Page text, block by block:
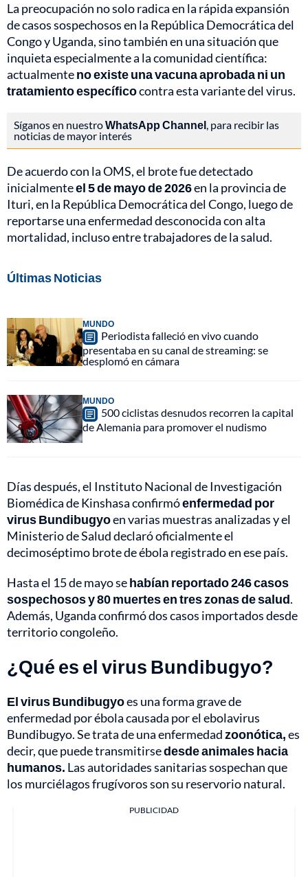
La preocupación no solo radica en la rápida expansión
de casos sospechosos en la República Democrática del
Congo y Uganda, sino también en una situación que
inquieta especialmente a la comunidad científica:
actualmenteno existe una vacuna aprobada ni un
tratamiento específicocontra esta variante del virus.
Síganos en nuestroWhatsApp Channel, para recibir las
noticias de mayor interés
De acuerdo con la OMS, el brote fue detectado
inicialmenteel 5 de mayo de 2026en la provincia de
Ituri, en la República Democrática del Congo, luego de
reportarse una enfermedad desconocida con alta
mortalidad, incluso entre trabajadores de la salud.
Últimas Noticias
MUNDO
Periodista falleció en vivo cuando
presentaba en su canal de streaming: se
desplomó en cámara
MUNDO
500 ciclistas desnudos recorren la capital
de Alemania para promover el nudismo
Días después, el Instituto Nacional de Investigación
Biomédica de Kinshasa confirmóenfermedad por
virus Bundibugyoen varias muestras analizadas y el
Ministerio de Salud declaró oficialmente el
decimoséptimo brote de ébola registrado en ese país.
Hasta el 15 de mayo sehabían reportado 246 casos
sospechosos y 80 muertes en tres zonas de salud.
Además, Uganda confirmó dos casos importados desde
territorio congoleño.
¿Qué es el virus Bundibugyo?
El virus Bundibugyoes una forma grave de
enfermedad por ébola causada por el ebolavirus
Bundibugyo. Se trata de una enfermedadzoonótica,es
decir, que puede transmitirsedesde animales hacia
humanos. Las autoridades sanitarias sospechan que
los murciélagos frugívoros son su reservorio natural.
PUBLICIDAD